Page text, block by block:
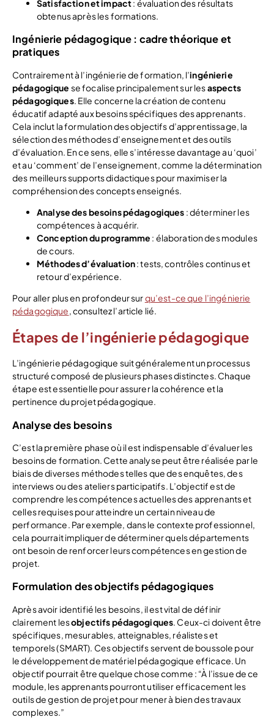
Satisfaction et impact: évaluation des résultats
obtenus après les formations.
Ingénierie pédagogique : cadre théorique et
pratiques
Contrairement à l’ingénierie de formation, l’ingénierie
pédagogique se focalise principalement sur lesaspects
pédagogiques. Elle concerne la création de contenu
éducatif adapté aux besoins spécifiques des apprenants.
Cela inclut la formulation des objectifs d’apprentissage, la
sélection des méthodes d’enseignement et des outils
d’évaluation. En ce sens, elle s’intéresse davantage au ‘quoi’
et au ‘comment’ de l’enseignement, comme la détermination
des meilleurs supports didactiques pour maximiser la
compréhension des concepts enseignés.
Analyse des besoins pédagogiques : déterminer les
compétences à acquérir.
Conception du programme : élaboration des modules
de cours.
Méthodes d’évaluation: tests, contrôles continus et
retour d’expérience.
Pour aller plus en profondeur surqu’est-ce que l’ingénierie
pédagogique, consultez l’article lié.
Étapes de l’ingénierie pédagogique
L’ingénierie pédagogique suit généralement un processus
structuré composé de plusieurs phases distinctes. Chaque
étape est essentielle pour assurer la cohérence et la
pertinence du projet pédagogique.
Analyse des besoins
C’est la première phase où il est indispensable d’évaluer les
besoins de formation. Cette analyse peut être réalisée par le
biais de diverses méthodes telles que des enquêtes, des
interviews ou des ateliers participatifs. L’objectif est de
comprendre les compétences actuelles des apprenants et
celles requises pour atteindre un certain niveau de
performance. Par exemple, dans le contexte professionnel,
cela pourrait impliquer de déterminer quels départements
ont besoin de renforcer leurs compétences en gestion de
projet.
Formulation des objectifs pédagogiques
Après avoir identifié les besoins, il est vital de définir
clairement lesobjectifs pédagogiques. Ceux-ci doivent être
spécifiques, mesurables, atteignables, réalistes et
temporels (SMART). Ces objectifs servent de boussole pour
le développement de matériel pédagogique efficace. Un
objectif pourrait être quelque chose comme : “À l’issue de ce
module, les apprenants pourront utiliser efficacement les
outils de gestion de projet pour mener à bien des travaux
complexes.”